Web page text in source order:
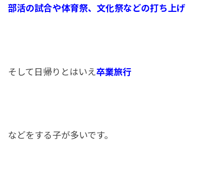
部活の試合や体育祭、文化祭などの打ち上げ
そして日帰りとはいえ卒業旅行
などをする子が多いです。